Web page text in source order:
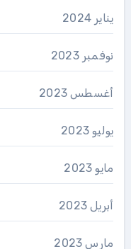
يناير 2024
نوفمبر 2023
أغسطس 2023
يوليو 2023
مايو 2023
أبريل 2023
مارس 2023